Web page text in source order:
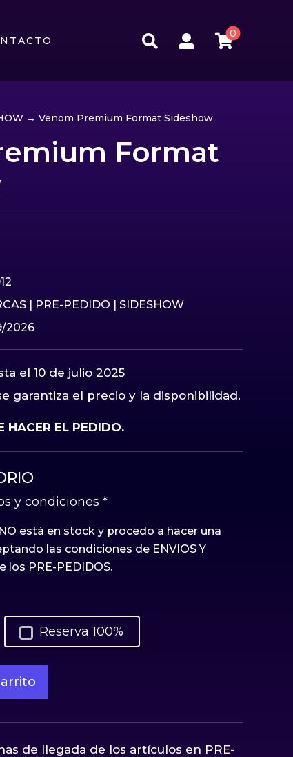
  0
→ Venom Premium Format Sideshow
Format
| PRE-PEDIDO | SIDESHOW
2026
el 10 de julio 2025
garantiza el precio y la disponibilidad.
HACER EL PEDIDO.
y condiciones *
está en stock y procedo a hacer una
las condiciones de ENVIOS Y
los PRE-PEDIDOS.
Reserva 100%
de llegada de los artículos en PRE-